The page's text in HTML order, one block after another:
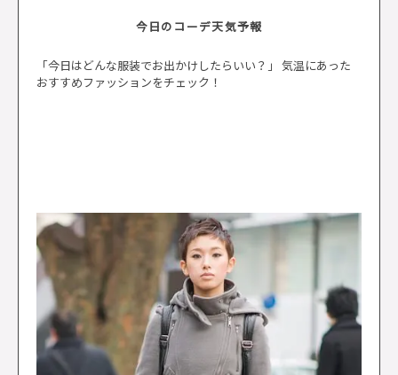
今日のコーデ天気予報
「今日はどんな服装でお出かけしたらいい？」 気温にあった
おすすめファッションをチェック！